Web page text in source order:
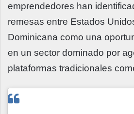
emprendedores han
remesas entre Estados
Dominicana como una
en un sector dominado por
plataformas tradicionales